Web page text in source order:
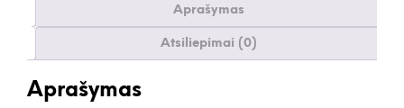
Aprašymas
Atsiliepimai (0)
Aprašymas